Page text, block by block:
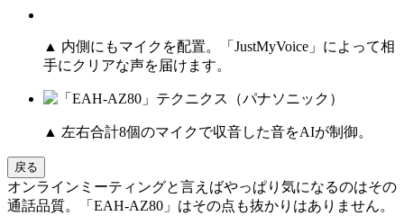
▲ 内側にもマイクを配置。「JustMyVoice」によって相
手にクリアな声を届けます。
▲ 左右合計8個のマイクで収音した音をAIが制御。
戻る
オンラインミーティングと言えばやっぱり気になるのはその
通話品質。「EAH-AZ80」はその点も抜かりはありません。